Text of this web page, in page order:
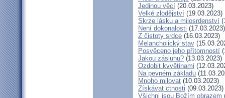
Jedinou věcí (20.03.2023)
Velké zlodějství (19.03.2023)
Skrze lásku a milosrdenství
Není dokonalosti (17.03.2023)
Z čistoty srdce (16.03.2023)
Melancholický stav
Posvěceno jeho přítomností
Jakou zásluhu? (13.03.2023)
Ozdobit kvvětinami
Na pevném základu
Mnoho milovat (10.03.2023)
Získávat ctnosti (09.03.2023)
Všichni jsou Božím obrazem